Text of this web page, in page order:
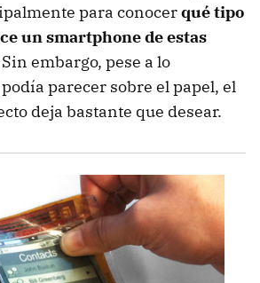
para conocerqué tipo
un smartphone de estas
Sin embargo, pese a lo
parecer sobre el papel, el
deja bastante que desear.